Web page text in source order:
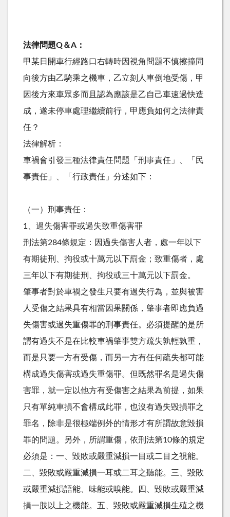
法律問題Q＆A：
甲某日開車行經路口右轉時因視角問題不慎擦撞同
向後方由乙騎乘之機車，乙立刻人車倒地受傷，甲
因後方來車眾多而且認為應該是乙自己車速過快造
成，遂未停車處理繼續前行，甲應負如何之法律責
任？
法律解析：
車禍會引發三種法律責任問題「刑事責任」、「民
事責任」、「行政責任」分述如下：
（一）刑事責任：
1、過失傷害罪或過失致重傷害罪
刑法第284條規定：因過失傷害人者，處一年以下
有期徒刑、拘役或十萬元以下罰金；致重傷者，處
三年以下有期徒刑、拘役或三十萬元以下罰金。
肇事者對於車禍之發生只要有過失行為，並與被害
人受傷之結果具有相當因果關係，肇事者即應負過
失傷害或過失重傷罪的刑事責任。必須提醒的是所
謂有過失不是在比較車禍肇事雙方疏失孰輕孰重，
而是只要一方有受傷，而另一方有任何疏失都可能
構成過失傷害或過失重傷罪。但既然罪名是過失傷
害罪，就一定以他方有受傷害之結果為前提，如果
只有單純車損不會構成此罪，也沒有過失毀損罪之
罪名，除非是很極端例外的情形才有所謂故意毀損
罪的問題。另外，所謂重傷，依刑法第10條的規定
必須是：一、毀敗或嚴重減損一目或二目之視能。
二、毀敗或嚴重減損一耳或二耳之聽能。三、毀敗
或嚴重減損語能、味能或嗅能。四、毀敗或嚴重減
損一肢以上之機能。五、毀敗或嚴重減損生殖之機